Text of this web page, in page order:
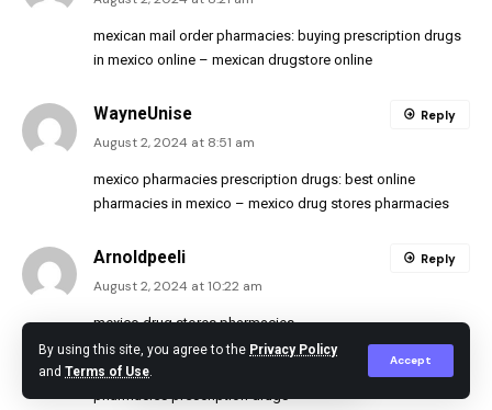
By using this site, you agree to the Privacy Policy
and Terms of Use.
Accept
mexican mail order pharmacies: buying prescription drugs
in mexico online – mexican drugstore online
WayneUnise
August 2, 2024 at 8:51 am
mexico pharmacies prescription drugs: best online
pharmacies in mexico – mexico drug stores pharmacies
Reply
Arnoldpeeli
August 2, 2024 at 10:22 am
mexico drug stores pharmacies
[url=https://mexicandeliverypharma.com/#]mexico
pharmacies prescription drugs[/url] mexican online
pharmacies prescription drugs
Reply